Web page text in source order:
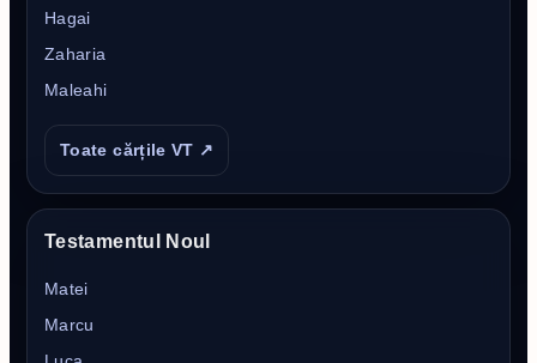
Hagai
Zaharia
Maleahi
Toate cărțile VT ↗
Testamentul Noul
Matei
Marcu